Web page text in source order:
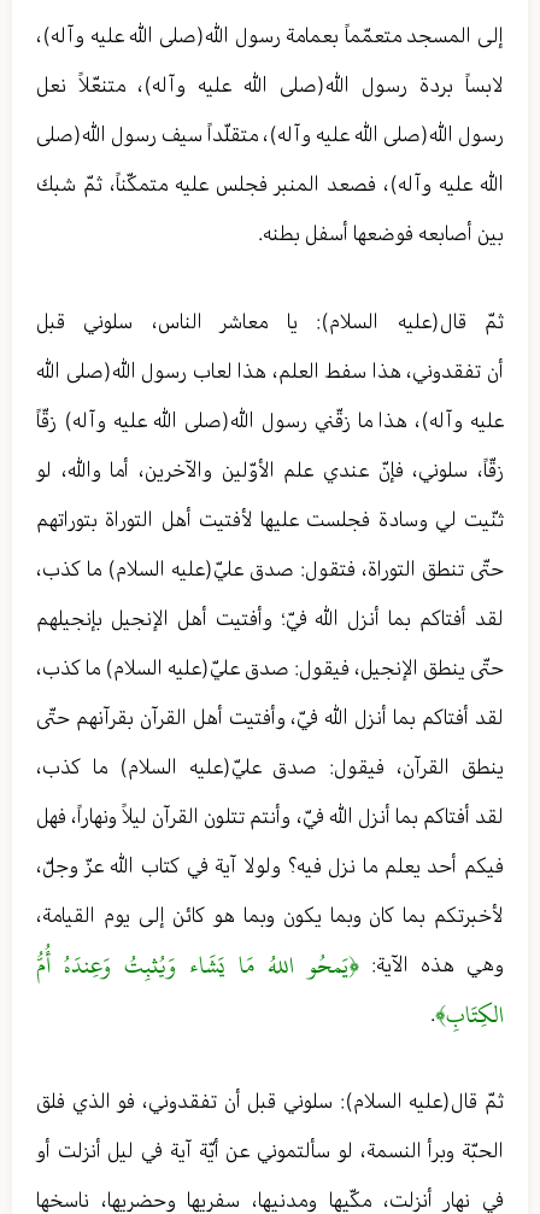
إلى المسجد متعمّماً بعمامة رسول الله(صلى الله عليه وآله)،
لابساً بردة رسول الله(صلى الله عليه وآله)، متنعّلاً نعل
رسول الله(صلى الله عليه وآله)، متقلّداً سيف رسول الله(صلى
الله عليه وآله)، فصعد المنبر فجلس عليه متمكّناً، ثمّ شبك
بين أصابعه فوضعها أسفل بطنه.
ثمّ قال(عليه السلام): يا معاشر الناس، سلوني قبل
أن تفقدوني، هذا سفط العلم، هذا لعاب رسول الله(صلى الله
عليه وآله)، هذا ما زقّني رسول الله(صلى الله عليه وآله) زقّاً
زقّاً، سلوني، فإنّ عندي علم الأوّلين والآخرين، أما والله، لو
ثنّيت لي وسادة فجلست عليها لأفتيت أهل التوراة بتوراتهم
حتّى تنطق التوراة، فتقول: صدق عليّ(عليه السلام) ما كذب،
لقد أفتاكم بما أنزل الله فيّ؛ وأفتيت أهل الإنجيل بإنجيلهم
حتّى ينطق الإنجيل، فيقول: صدق عليّ(عليه السلام) ما كذب،
لقد أفتاكم بما أنزل الله فيّ، وأفتيت أهل القرآن بقرآنهم حتّى
ينطق القرآن، فيقول: صدق عليّ(عليه السلام) ما كذب،
لقد أفتاكم بما أنزل الله فيّ، وأنتم تتلون القرآن ليلاً ونهاراً، فهل
فيكم أحد يعلم ما نزل فيه؟ ولولا آية في كتاب الله عزّ وجلّ،
لأخبرتكم بما كان وبما يكون وبما هو كائن إلى يوم القيامة،
وهي هذه الآية: ﴿يَمحُو اللهُ مَا يَشَاء وَيُثبِتُ وَعِندَهُ أُمُّ
الكِتَابِ﴾.
ثمّ قال(عليه السلام): سلوني قبل أن تفقدوني، فو الذي فلق
الحبّة وبرأ النسمة، لو سألتموني عن أيّة آية في ليل أنزلت أو
في نهار أنزلت، مكّيها ومدنيها، سفريها وحضريها، ناسخها